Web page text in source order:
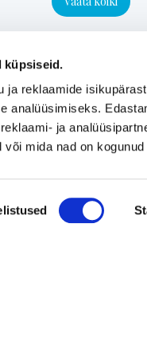
küpsiseid.
ja reklaamide
analüüsimiseks.
ja
või mida nad on